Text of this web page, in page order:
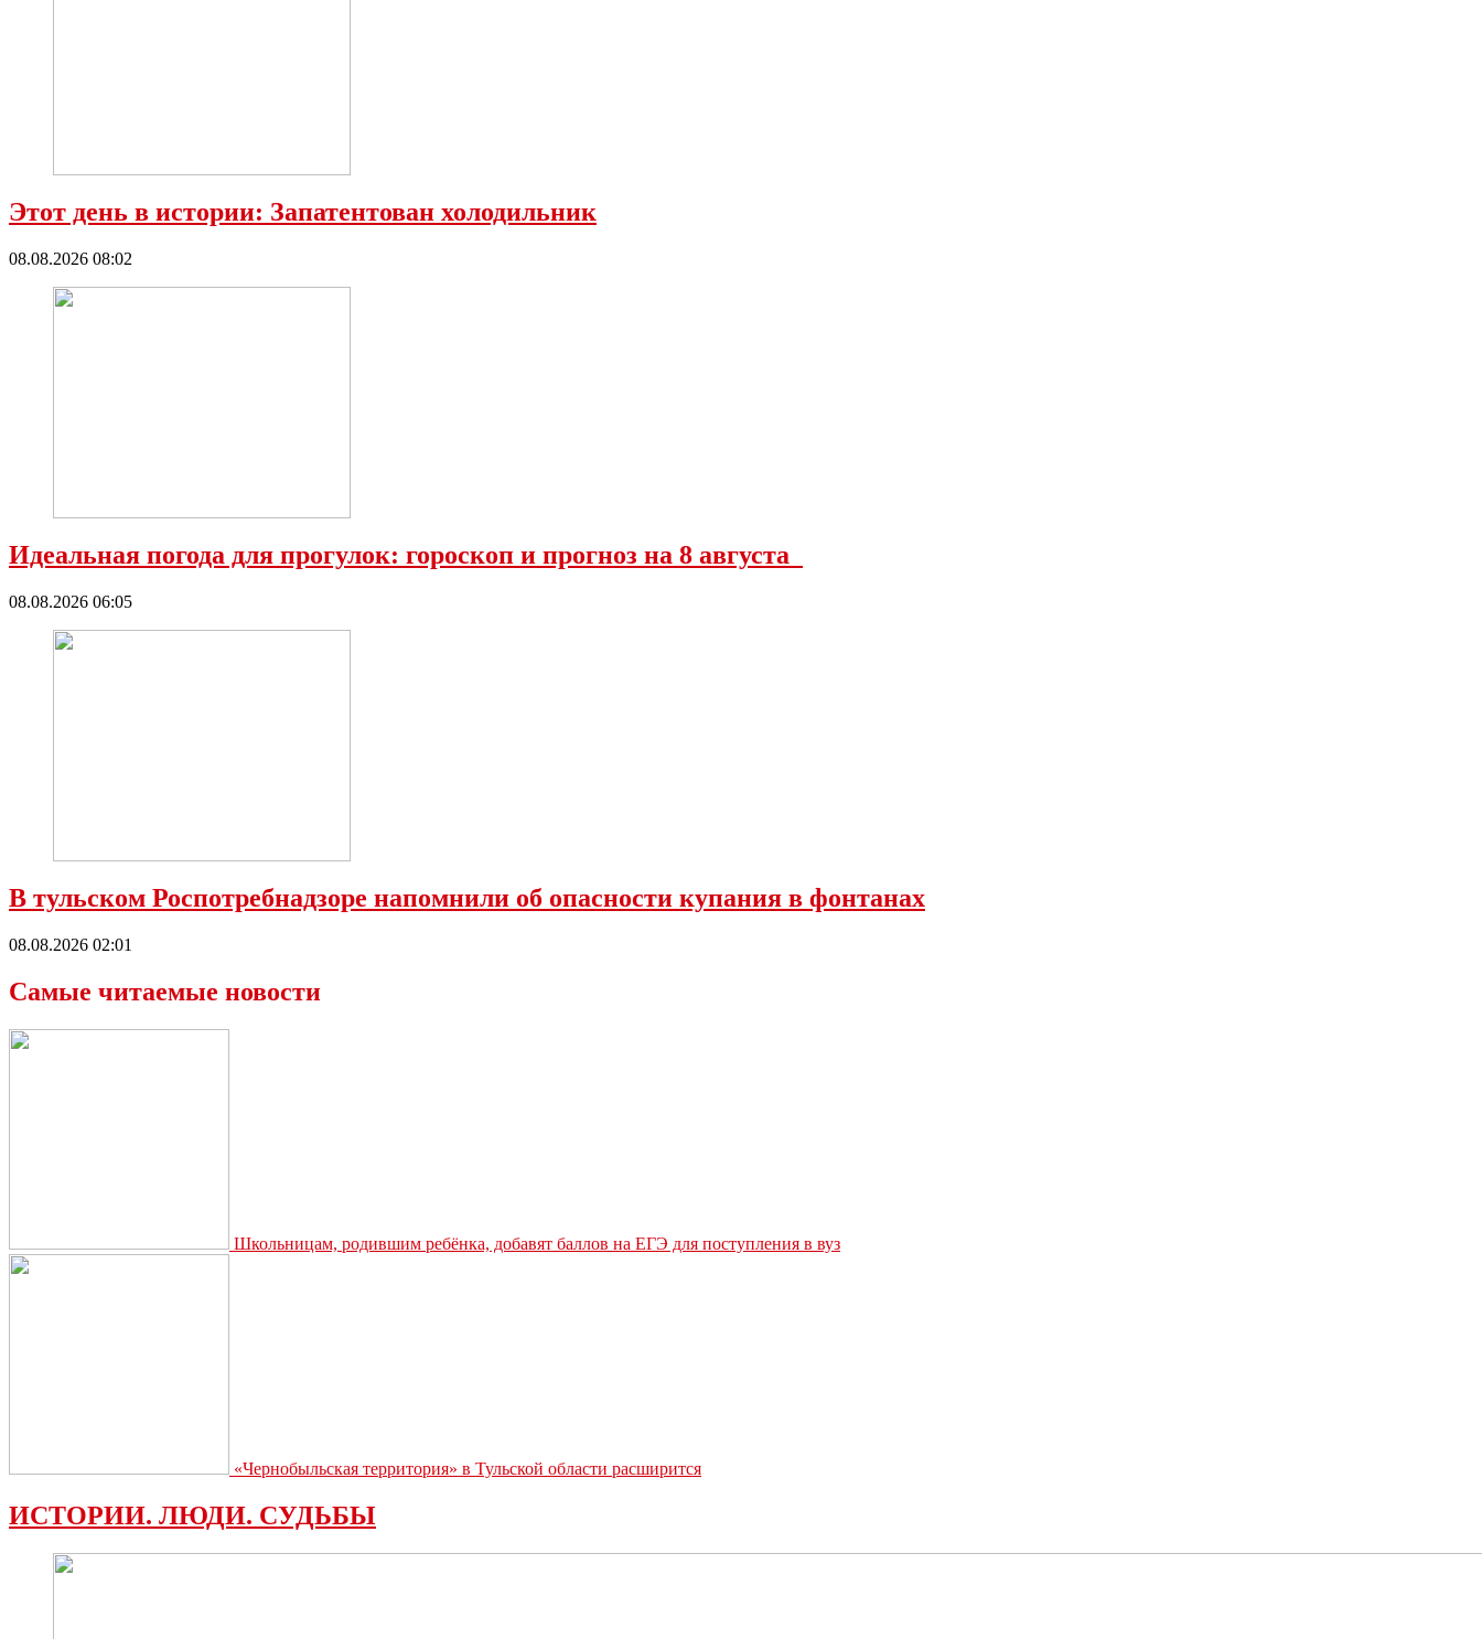
Этот день в истории: Запатентован холодильник
08.08.2026 08:02
Идеальная погода для прогулок: гороскоп и прогноз на 8 августа
08.08.2026 06:05
В тульском Роспотребнадзоре напомнили об опасности купания в фонтанах
08.08.2026 02:01
Самые читаемые новости
Школьницам, родившим ребёнка, добавят баллов на ЕГЭ для поступления в вуз
«Чернобыльская территория» в Тульской области расширится
ИСТОРИИ. ЛЮДИ. СУДЬБЫ